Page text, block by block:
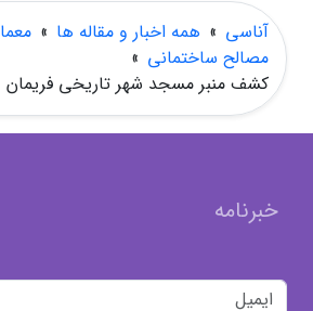
آناسی » همه اخبار و مقاله ها »
مصالح ساختمانی »
کشف منبر مسجد شهر تاریخی فریمان
خبرنامه